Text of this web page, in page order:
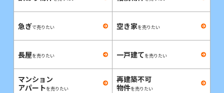
急ぎで売りたい 空き家を売りたい
長屋を売りたい 一戸建てを売りたい
マンション
アパートを売りたい
再建築不可
物件を売りたい